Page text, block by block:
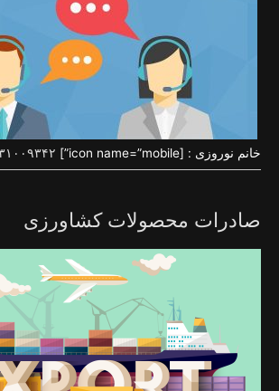
خانم نوروزی : [icon name=”mobile”]
صادرات محصولات کشاورزی